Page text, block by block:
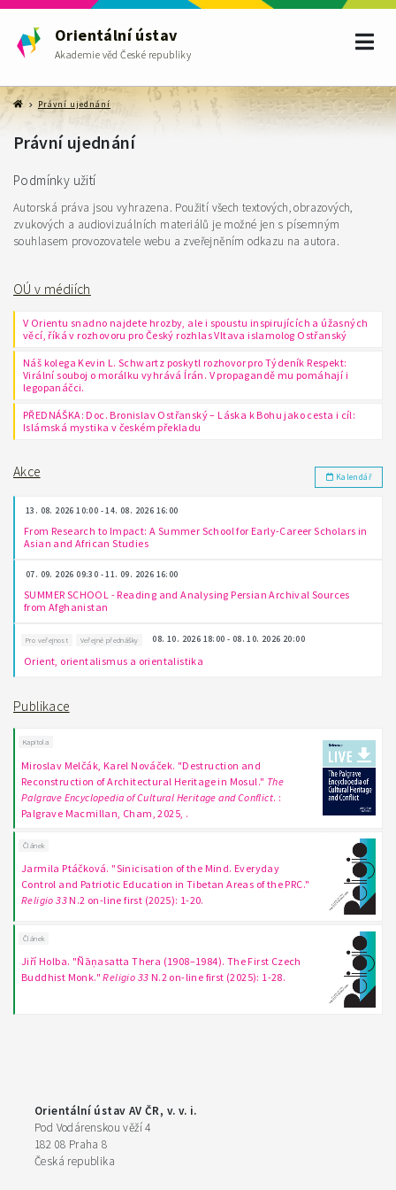
Orientální ústav
Akademie věd České republiky
OÚ v médiích
V Orientu snadno najdete hrozby, ale i spoustu inspirujících a úžasných
věcí, říká v rozhovoru pro Český rozhlas Vltava islamolog Ostřanský
Náš kolega Kevin L. Schwartz poskytl rozhovor pro Týdeník Respekt:
Virální souboj o morálku vyhrává Írán. V propagandě mu pomáhají i
legopanáčci.
PŘEDNÁŠKA: Doc. Bronislav Ostřanský – Láska k Bohu jako cesta i cíl:
Islámská mystika v českém překladu
Akce Kalendář
13. 08. 2026 10:00 - 14. 08. 2026 16:00
From Research to Impact: A Summer School for Early-Career Scholars in
Asian and African Studies
07. 09. 2026 09:30 - 11. 09. 2026 16:00
SUMMER SCHOOL - Reading and Analysing Persian Archival Sources
from Afghanistan
Pro veřejnost Veřejné přednášky 08. 10. 2026 18:00 - 08. 10. 2026 20:00
Orient, orientalismus a orientalistika
Publikace
Kapitola
Miroslav Melčák, Karel Nováček. "Destruction and
Reconstruction of Architectural Heritage in Mosul." The
Palgrave Encyclopedia of Cultural Heritage and Conflict. :
Palgrave Macmillan, Cham, 2025, .
Článek
Jarmila Ptáčková. "Sinicisation of the Mind. Everyday
Control and Patriotic Education in Tibetan Areas of the PRC."
Religio 33 N.2 on-line first (2025): 1-20.
Článek
Jiří Holba. "Ñāṇasatta Thera (1908–1984). The First Czech
Buddhist Monk."Religio 33 N.2 on-line first (2025): 1-28.
Právní ujednání
Právní ujednání
Podmínky užití
Autorská práva jsou vyhrazena. Použití všech textových, obrazových,
zvukových a audiovizuálních materiálů je možné jen s písemným
souhlasem provozovatele webu a zveřejněním odkazu na autora.
Orientální ústav AV ČR, v. v. i.
Pod Vodárenskou věží 4
182 08 Praha 8
Česká republika